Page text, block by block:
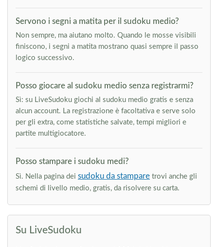
Servono i segni a matita per il sudoku medio?
Non sempre, ma aiutano molto. Quando le mosse visibili
finiscono, i segni a matita mostrano quasi sempre il passo
logico successivo.
Posso giocare al sudoku medio senza registrarmi?
Sì: su LiveSudoku giochi al sudoku medio gratis e senza
alcun account. La registrazione è facoltativa e serve solo
per gli extra, come statistiche salvate, tempi migliori e
partite multigiocatore.
Posso stampare i sudoku medi?
Sì. Nella pagina dei sudoku da stampare trovi anche gli
schemi di livello medio, gratis, da risolvere su carta.
Su LiveSudoku